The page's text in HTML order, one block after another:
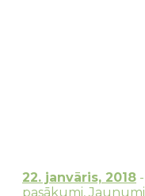
22. janvāris, 2018 -
pasākumi, Jaunumi